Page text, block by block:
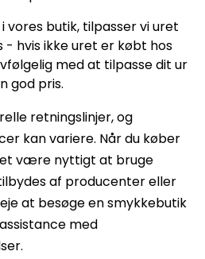
vores butik, tilpasser vi uret
- hvis ikke uret er købt hos
med at tilpasse dit ur
god pris.
retningslinjer, og
kan variere. Når du køber
være nyttigt at bruge
af producenter eller
at besøge en smykkebutik
med